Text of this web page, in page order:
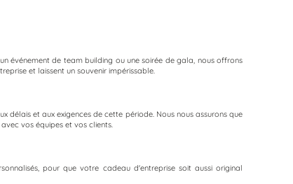
événement de team building ou une soirée de gala, nous offrons
et laissent un souvenir impérissable.
et aux exigences de cette période. Nous nous assurons que
vos équipes et vos clients.
pour que votre cadeau d'entreprise soit aussi original